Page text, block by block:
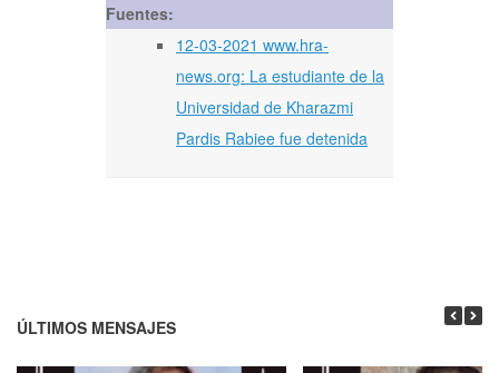
Fuentes:
12-03-2021 www.hra-
news.org: La estudiante de la
Universidad de Kharazmi
Pardis Rabiee fue detenida
ÚLTIMOS MENSAJES